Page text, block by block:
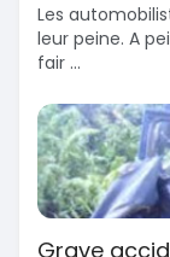
Les
leur peine. A
fair ...
Grave